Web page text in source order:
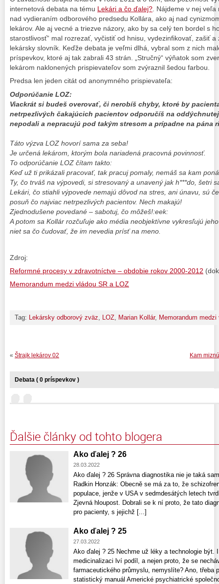
internetová debata na tému Lekári a čo ďalej?. Nájdeme v nej veľa
nad vydieraním odborového predsedu Kollára, ako aj nad
lekárov. Ale aj vecné a triezve názory, ako by sa celý ten bordel s
starostlivosť“ mal rozrezať, vyčistiť od hnisu, vydezinfikovať, zašiť
lekársky slovník. Keďže debata je veľmi dlhá, vybral som z nich
príspevkov, ktoré aj tak zabrali 43 strán. „Stručný“ výňatok som
lekárom naklonených prispievateľov som zvýraznil šedou farbou.
Predsa len jeden citát od anonymného prispievateľa:
Odporúčanie LOZ:
Viackrát si budeš overovať, či nerobíš chyby, ktoré by
netrpezlivých čakajúcich pacientov odporučíš na
nepodali a nepracujú pod takým stresom a prípadne na pána
Táto výzva LOZ hovorí sama za seba!
Je určená lekárom, ktorým bola nariadená pracovná povinnosť.
To odporúčanie LOZ čítam takto:
Keď už ti prikázali pracovať, tak pracuj pomaly, nemáš sa kam
Ty, čo trváš na výpovedi, si stresovaný a unavený jak h***do, šetri
Lekári, čo stiahli výpovede nemajú dôvod na stres, ani únavu, sú
posuň čo najviac netrpezlivých pacientov. Nech makajú!
Zjednodušene povedané – sabotuj, čo môžeš!:eek:
A potom sa Kollár rozčuľuje ako média neobjektívne vykresľujú
niet sa čo čudovať, že im nevedia prísť na meno.
Zdroj:
Reformné procesy v zdravotníctve – obdobie rokov 2000-2012
Memorandum medzi vládou SR a LOZ
Tag: Lekársky odborový zväz, LOZ, Marian Kollár, Memorandum
Kam
« Štrajk lekárov 02
Debata ( 0 príspevkov )
Ďalšie články od tohto blogera
Ako ďalej ? 26
28.03.2022
Ako ďalej ? 26 Správna diagnostika nie je taká
Radkin Honzák: Obecně se má za to, že
populace, jenže v USA v sedmdesátých letech
Zjevná hloupost. Dobrali se k ní proto, že tato
pro pacienty, s jejichž [...]
Ako ďalej ? 25
27.03.2022
Ako ďalej ? 25 Nechme už léky a technologie být.
medicinalizaci lví podíl, a nejen proto, že se
farmaceutického průmyslu, nemyslíte? Ano, třeba
statistický manuál Americké psychiatrické